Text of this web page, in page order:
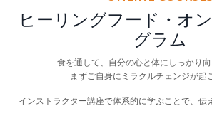
ヒーリングフード・オ
グラム
食を通して、自分の心と体にしっかり
まずご自身にミラクルチェンジが起
インストラクター講座で体系的に学ぶことで、伝